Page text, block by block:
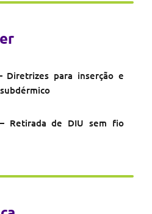
Diretrizes para inserção e
Retirada de DIU sem fio